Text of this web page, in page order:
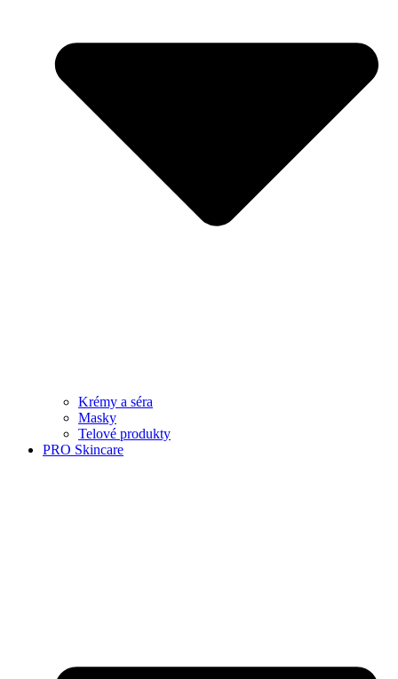
Krémy a séra
Masky
Telové produkty
PRO Skincare